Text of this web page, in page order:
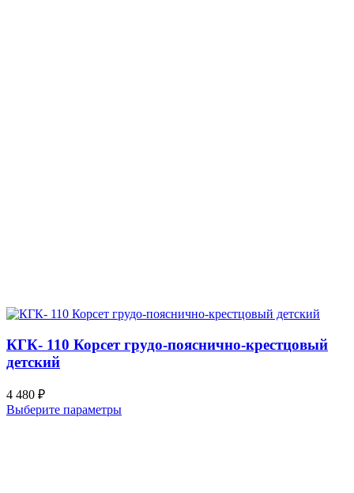
КГК- 110 Корсет грудо-пояснично-крестцовый
детский
4 480 ₽
Выберите параметры